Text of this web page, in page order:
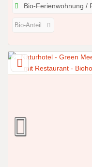
Bio-Ferienwohnung /
Bio-Anteil